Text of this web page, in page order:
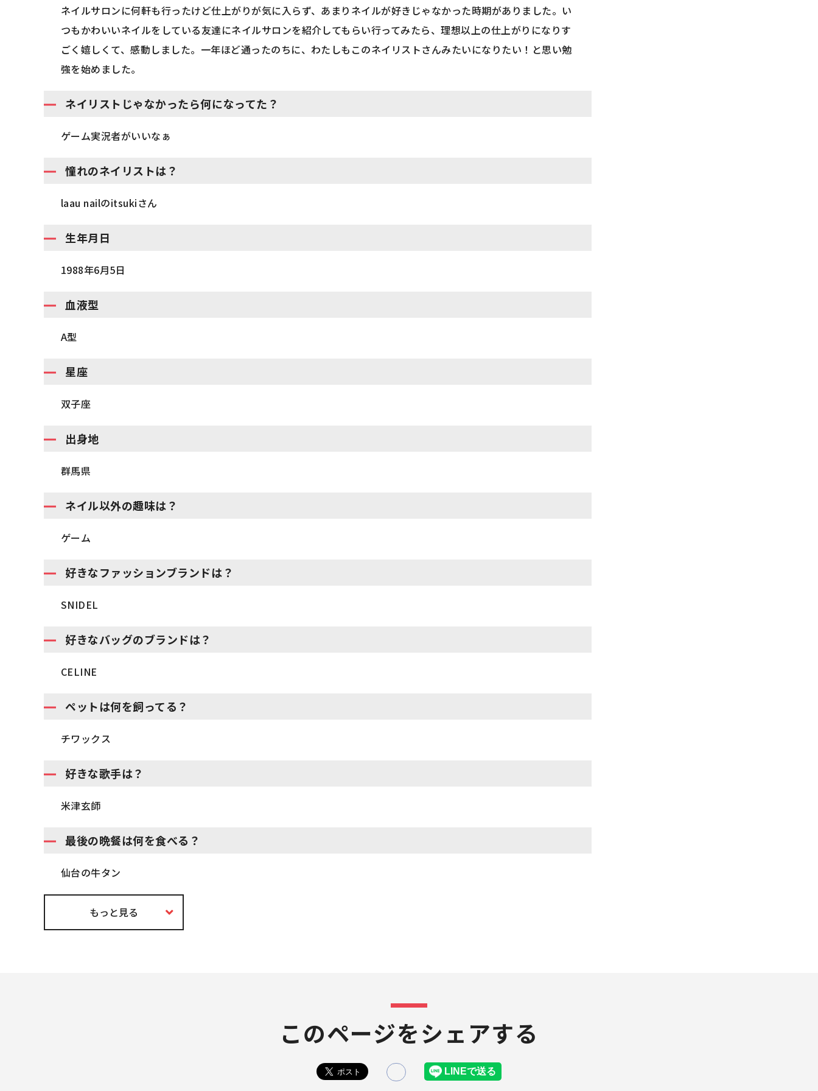
ネイルサロンに何軒も行ったけど仕上がりが気に入らず、あまりネイルが好きじゃなかった時期がありました。い
つもかわいいネイルをしている友達にネイルサロンを紹介してもらい行ってみたら、理想以上の仕上がりになりす
ごく嬉しくて、感動しました。一年ほど通ったのちに、わたしもこのネイリストさんみたいになりたい！と思い勉
強を始めました。
ネイリストじゃなかったら何になってた？
ゲーム実況者がいいなぁ
憧れのネイリストは？
laau nailのitsukiさん
生年月日
1988年6月5日
血液型
A型
星座
双子座
出身地
群馬県
ネイル以外の趣味は？
ゲーム
好きなファッションブランドは？
SNIDEL
好きなバッグのブランドは？
CELINE
ペットは何を飼ってる？
チワックス
好きな歌手は？
米津玄師
最後の晩餐は何を食べる？
仙台の牛タン
もっと見る
このページをシェアする